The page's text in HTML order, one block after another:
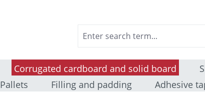
Corrugated cardboard and solid board
Pallets Filling and padding Adhesive